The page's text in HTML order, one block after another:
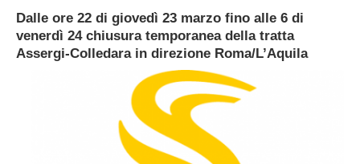
Dalle ore 22 di giovedì 23 marzo fino alle 6 di
venerdì 24 chiusura temporanea della tratta
Assergi-Colledara in direzione Roma/L’Aquila